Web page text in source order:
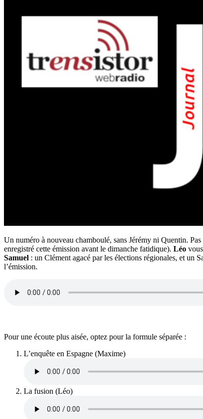
Un numéro à nouveau chamboulé, sans Jérémy ni Quentin.
enregistré cette émission avant le dimanche fatidique). Léo
Samuel : un Clément agacé par les élections régionales, et un
l’émission.
Pour une écoute plus aisée, optez pour la formule séparée :
L’enquête en Espagne (Maxime)
La fusion (Léo)